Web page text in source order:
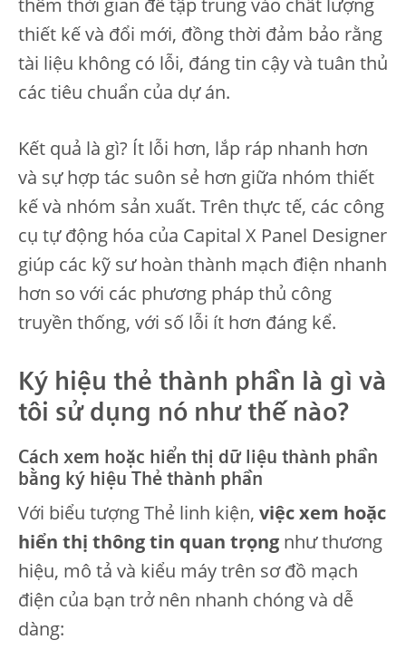
thêm thời gian để tập trung vào chất lượng
thiết kế và đổi mới, đồng thời đảm bảo rằng
tài liệu không có lỗi, đáng tin cậy và tuân thủ
các tiêu chuẩn của dự án.
Kết quả là gì? Ít lỗi hơn, lắp ráp nhanh hơn
và sự hợp tác suôn sẻ hơn giữa nhóm thiết
kế và nhóm sản xuất. Trên thực tế, các công
cụ tự động hóa của Capital X Panel Designer
giúp các kỹ sư hoàn thành mạch điện nhanh
hơn so với các phương pháp thủ công
truyền thống, với số lỗi ít hơn đáng kể.
Ký hiệu thẻ thành phần là gì và
tôi sử dụng nó như thế nào?
Cách xem hoặc hiển thị dữ liệu thành phần
bằng ký hiệu Thẻ thành phần
Với biểu tượng Thẻ linh kiện, việc xem hoặc
hiển thị thông tin quan trọng như thương
hiệu, mô tả và kiểu máy trên sơ đồ mạch
điện của bạn trở nên nhanh chóng và dễ
dàng: